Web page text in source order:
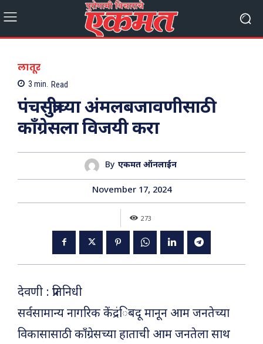
लातूर
3 min. Read
पंचसुत्रीच्या अंमलबजावणीसाठी
काँग्रेसला विजयी करा
By एकमत ऑनलाईन
November 17, 2024
273
देवणी : प्रतिनिधी
सर्वसामान्य नागरिक केंद्रंिबदू मानून आम जनतेच्या
विकासासाठी काँग्रेसच्या हाताची आम जनतेला साथ